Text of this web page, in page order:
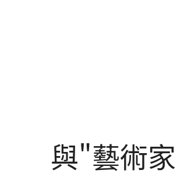
與"藝術